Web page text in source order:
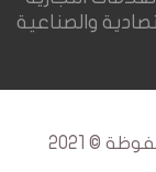
والصناعية